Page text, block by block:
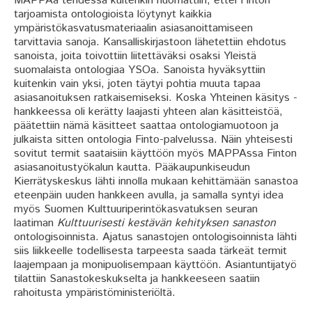
tarjoamista ontologioista löytynyt kaikkia
ympäristökasvatusmateriaalin asiasanoittamiseen
tarvittavia sanoja. Kansalliskirjastoon lähetettiin ehdotus
sanoista, joita toivottiin liitettäväksi osaksi Yleistä
suomalaista ontologiaa YSOa. Sanoista hyväksyttiin
kuitenkin vain yksi, joten täytyi pohtia muuta tapaa
asiasanoituksen ratkaisemiseksi. Koska Yhteinen käsitys -
hankkeessa oli kerätty laajasti yhteen alan käsitteistöä,
päätettiin nämä käsitteet saattaa ontologiamuotoon ja
julkaista sitten ontologia Finto-palvelussa. Näin yhteisesti
sovitut termit saataisiin käyttöön myös MAPPAssa Finton
asiasanoitustyökalun kautta. Pääkaupunkiseudun
Kierrätyskeskus lähti innolla mukaan kehittämään sanastoa
eteenpäin uuden hankkeen avulla, ja samalla syntyi idea
myös Suomen Kulttuuriperintökasvatuksen seuran
laatiman Kulttuurisesti kestävän kehityksen sanaston
ontologisoinnista. Ajatus sanastojen ontologisoinnista lähti
siis liikkeelle todellisesta tarpeesta saada tärkeät termit
laajempaan ja monipuolisempaan käyttöön. Asiantuntijatyö
tilattiin Sanastokeskukselta ja hankkeeseen saatiin
rahoitusta ympäristöministeriöltä.